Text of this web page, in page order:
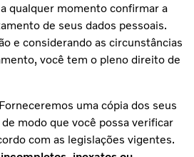
qualquer momento confirmar a
de seus dados pessoais.
e considerando as circunstâncias
você tem o pleno direito de
uma cópia dos seus
modo que você possa verificar
com as legislações vigentes.